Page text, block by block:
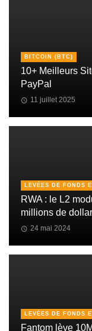
BITCOIN (BTC)
10+ Meilleurs
PayPal
11 juillet 2025
LEVÉES DE FONDS
RWA : le L2
millions de
24 mai 2024
LEVÉES DE FONDS
Fantom lève